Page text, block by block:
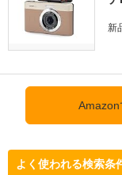
新
Amazon
よく使われる検索条